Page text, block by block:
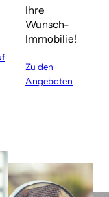
Ihre
Wunsch-
Immobilie!
Zu den
Angeboten